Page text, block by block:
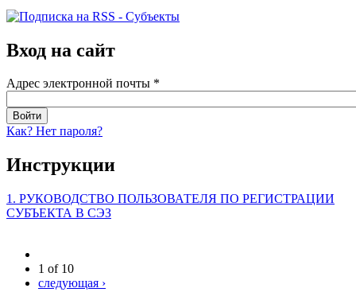
Вход на сайт
Адрес электронной почты *
Как? Нет пароля?
Инструкции
1. РУКОВОДСТВО ПОЛЬЗОВАТЕЛЯ ПО РЕГИСТРАЦИИ
СУБЪЕКТА В СЭЗ
1 of 10
следующая ›